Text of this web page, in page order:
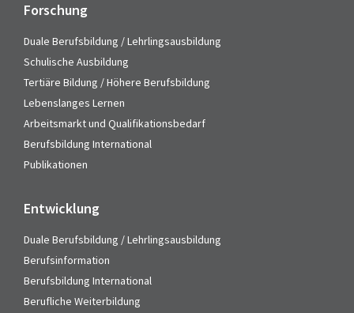
Forschung
Duale Berufsbildung / Lehrlingsausbildung
Schulische Ausbildung
Tertiäre Bildung / Höhere Berufsbildung
Lebenslanges Lernen
Arbeitsmarkt und Qualifikationsbedarf
Berufsbildung International
Publikationen
Entwicklung
Duale Berufsbildung / Lehrlingsausbildung
Berufsinformation
Berufsbildung International
Berufliche Weiterbildung